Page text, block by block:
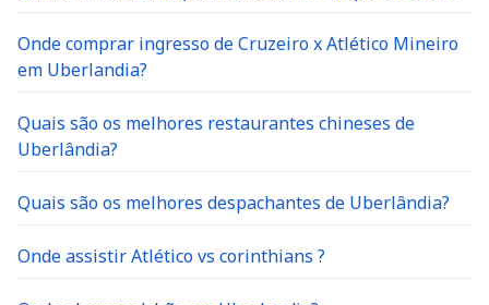
Onde comprar ingresso de Cruzeiro x Atlético Mineiro
em Uberlandia?
Quais são os melhores restaurantes chineses de
Uberlândia?
Quais são os melhores despachantes de Uberlândia?
Onde assistir Atlético vs corinthians ?